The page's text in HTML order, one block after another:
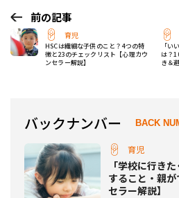
前の記事
育児
HSCは繊細な子供のこと？4つの特
徴と23のチェックリスト【心理カウ
ンセラー解説】
「い
は？
き＆
バックナンバー BACK
育児
「学校に行き
すること・親
セラー解説】